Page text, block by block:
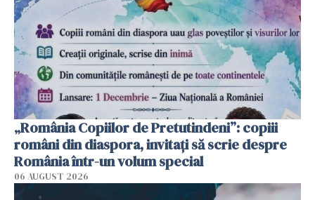
„România Copiilor de Pretutindeni”: copiii
români din diaspora, invitați să scrie despre
România într-un volum special
06 AUGUST 2026